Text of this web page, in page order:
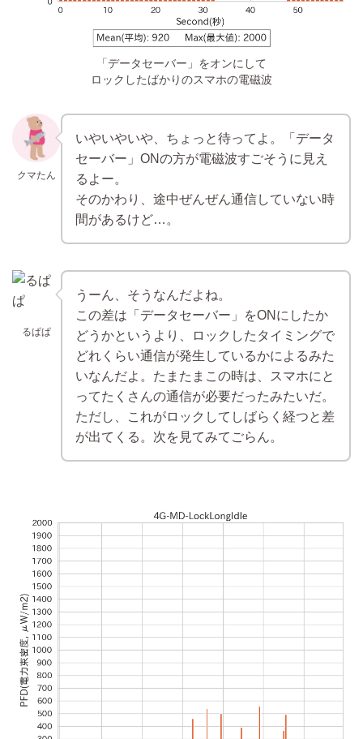
「データセーバー」をオンにして
ロックしたばかりのスマホの電磁波
クマたん
いやいやいや、ちょっと待ってよ。「データ
セーバー」ONの方が電磁波すごそうに見え
るよー。
そのかわり、途中ぜんぜん通信していない時
間があるけど…。
るぱぱ
うーん、そうなんだよね。
この差は「データセーバー」をONにしたか
どうかというより、ロックしたタイミングで
どれくらい通信が発生しているかによるみた
いなんだよ。たまたまこの時は、スマホにと
ってたくさんの通信が必要だったみたいだ。
ただし、これがロックしてしばらく経つと差
が出てくる。次を見てみてごらん。